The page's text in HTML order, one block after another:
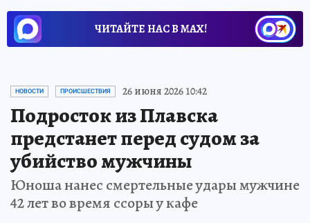
ЧИТАЙТЕ НАС В МАХ!
НОВОСТИ ПРОИСШЕСТВИЯ 26 июня 2026 10:42
Подросток из Плавска
предстанет перед судом за
убийство мужчины
Юноша нанес смертельные удары мужчине
42 лет во время ссоры у кафе